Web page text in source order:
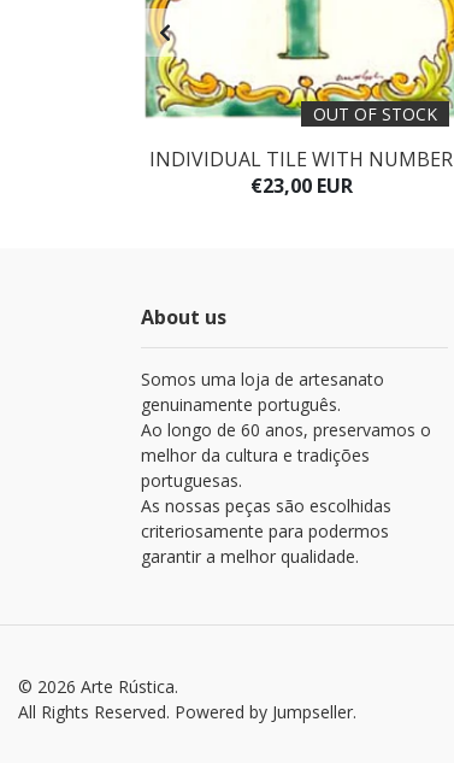
OUT OF STOCK
INDIVIDUAL TILE WITH NUMBER
€23,00 EUR
About us
Somos uma loja de artesanato
genuinamente português.
Ao longo de 60 anos, preservamos o
melhor da cultura e tradições
portuguesas.
As nossas peças são escolhidas
criteriosamente para podermos
garantir a melhor qualidade.
© 2026 Arte Rústica.
All Rights Reserved. Powered by Jumpseller.